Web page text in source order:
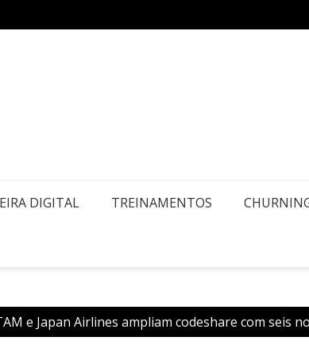
Novo
DIGITAL TREINAMENTOS
e Japan Airlines ampliam codeshare com seis